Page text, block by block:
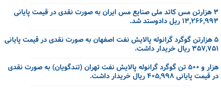
۳ هزارتن مس کاتد ملی صنایع مس ایران به صورت نقدی در قیمت پایانی
۱۳,۲۶۶,۹۹۳ ریل دادوستد شد.
۵ هزارتن گوگرد گرانوله پالایش نفت اصفهان به صورت نقدی در قیمت پایانی
۳۵۷,۷۵۱ ریال خریدار داشت.
هزار و ۵۰۰ تن گوگرد گرانوله پالایش نفت تهران (تندگویان) به صورت نقدی
در قیمت پایانی ۴۰۵,۹۹۸ ریال خریدار داشت.